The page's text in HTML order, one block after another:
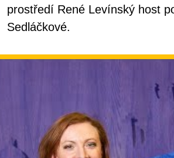
prostředí René Levínský host
Sedláčkové.